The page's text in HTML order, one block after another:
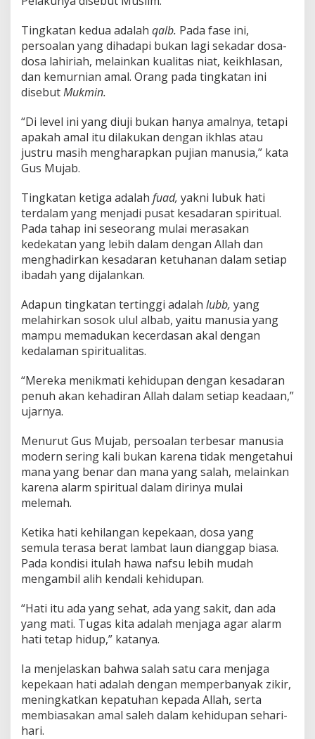
Tingkatan kedua adalah qalb. Pada fase ini,
persoalan yang dihadapi bukan lagi sekadar dosa-
dosa lahiriah, melainkan kualitas niat, keikhlasan,
dan kemurnian amal. Orang pada tingkatan ini
disebutMukmin.
“Di level ini yang diuji bukan hanya amalnya, tetapi
apakah amal itu dilakukan dengan ikhlas atau
justru masih mengharapkan pujian manusia,” kata
Gus Mujab.
Tingkatan ketiga adalah fuad, yakni lubuk hati
terdalam yang menjadi pusat kesadaran spiritual.
Pada tahap ini seseorang mulai merasakan
kedekatan yang lebih dalam dengan Allah dan
menghadirkan kesadaran ketuhanan dalam setiap
ibadah yang dijalankan.
Adapun tingkatan tertinggi adalah lubb, yang
melahirkan sosok ulul albab, yaitu manusia yang
mampu memadukan kecerdasan akal dengan
kedalaman spiritualitas.
“Mereka menikmati kehidupan dengan kesadaran
penuh akan kehadiran Allah dalam setiap keadaan,”
ujarnya.
Menurut Gus Mujab, persoalan terbesar manusia
modern sering kali bukan karena tidak mengetahui
mana yang benar dan mana yang salah, melainkan
karena alarm spiritual dalam dirinya mulai
melemah.
Ketika hati kehilangan kepekaan, dosa yang
semula terasa berat lambat laun dianggap biasa.
Pada kondisi itulah hawa nafsu lebih mudah
mengambil alih kendali kehidupan.
“Hati itu ada yang sehat, ada yang sakit, dan ada
yang mati. Tugas kita adalah menjaga agar alarm
hati tetap hidup,” katanya.
Ia menjelaskan bahwa salah satu cara menjaga
kepekaan hati adalah dengan memperbanyak zikir,
meningkatkan kepatuhan kepada Allah, serta
membiasakan amal saleh dalam kehidupan sehari-
hari.